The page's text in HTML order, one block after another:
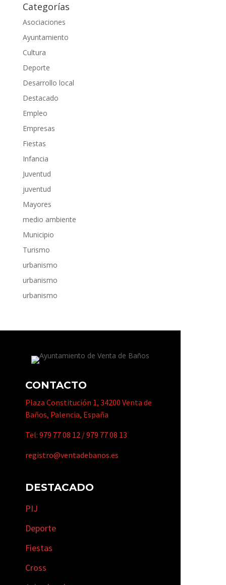
Categorías
Asociaciones
Ayuntamiento
Cultura
Deporte
Desarrollo local
Destacado
Empleo
Empresas
Fiestas
Infancia
Juventud
juventud
Mayores
medio ambiente
Municipio
Turismo
urbanismo
urbanismo
urbanismo
CONTACTO
Plaza Constitución 1, 34200 Venta de
Baños, Palencia, España
Tel: 979 77 08 12 /979 77 08 13
registro@ventadebanos.es
DESTACADO
PIJ
Deporte
Fiestas
Cross